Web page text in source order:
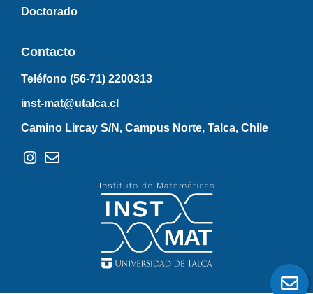
Doctorado
Contacto
Teléfono (56-71) 2200313
inst-mat@utalca.cl
Camino Lircay S/N, Campus Norte, Talca, Chile